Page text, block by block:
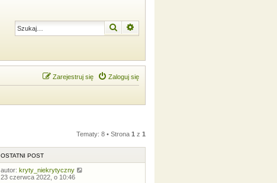
Szukaj
Zaloguj się
Zarejestruj się
Tematy: 8 • Strona 1 z 1
OSTATNI POST
autor: kryty_niekrytyczny
23 czerwca 2022, o 10:46